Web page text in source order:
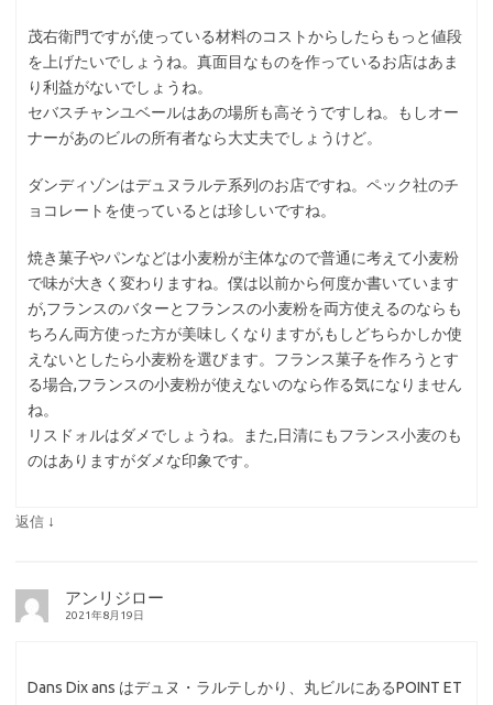
茂右衛門ですが,使っている材料のコストからしたらもっと値段
を上げたいでしょうね。真面目なものを作っているお店はあま
り利益がないでしょうね。
セバスチャンユベールはあの場所も高そうですしね。もしオー
ナーがあのビルの所有者なら大丈夫でしょうけど。
ダンディゾンはデュヌラルテ系列のお店ですね。ペック社のチ
ョコレートを使っているとは珍しいですね。
焼き菓子やパンなどは小麦粉が主体なので普通に考えて小麦粉
で味が大きく変わりますね。僕は以前から何度か書いています
が,フランスのバターとフランスの小麦粉を両方使えるのならも
ちろん両方使った方が美味しくなりますが,もしどちらかしか使
えないとしたら小麦粉を選びます。フランス菓子を作ろうとす
る場合,フランスの小麦粉が使えないのなら作る気になりません
ね。
リスドォルはダメでしょうね。また,日清にもフランス小麦のも
のはありますがダメな印象です。
返信 ↓
アンリジロー
2021年8月19日
Dans Dix ans はデュヌ・ラルテしかり、丸ビルにあるPOINT ET